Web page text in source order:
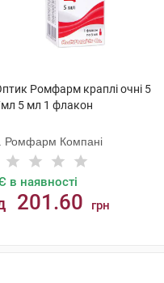
Ромфарм краплі очні 5
5 мл 1 флакон
Ромфарм Компані
в наявності
201.60 грн